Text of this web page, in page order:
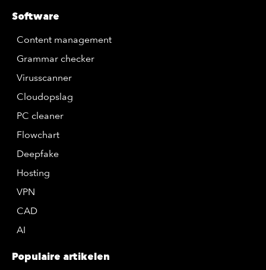
Software
Content management
Grammar checker
Virusscanner
Cloudopslag
PC cleaner
Flowchart
Deepfake
Hosting
VPN
CAD
AI
Populaire artikelen